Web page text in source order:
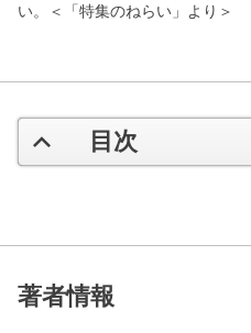
い。＜「特集のねらい」より＞
目次
著者情報